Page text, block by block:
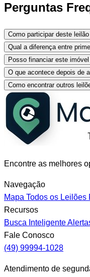
Perguntas
Como participar deste
Qual a diferença entre
Posso financiar este
O que acontece depois de
Como encontrar outros
Encontre as melhores
Navegação
Mapa Todos os Leilões
Recursos
Busca Inteligente
Fale Conosco
(49) 99994-1028
Atendimento de